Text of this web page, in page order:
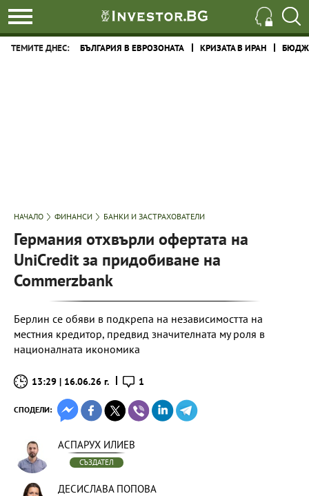
ТЕМИТЕ ДНЕС: БЪЛГАРИЯ В ЕВРОЗОНАТА КРИЗАТА В ИРАН
НАЧАЛО ФИНАНСИ БАНКИ И ЗАСТРАХОВАТЕЛИ
Германия отхвърли офертата на
UniCredit за придобиване на
Commerzbank
Берлин се обяви в подкрепа на независимостта на
местния кредитор, предвид значителната му роля в
националната икономика
13:29 | 16.06.26 г. 1
СПОДЕЛИ:
АСПАРУХ ИЛИЕВ
СЪЗДАТЕЛ
ДЕСИСЛАВА ПОПОВА